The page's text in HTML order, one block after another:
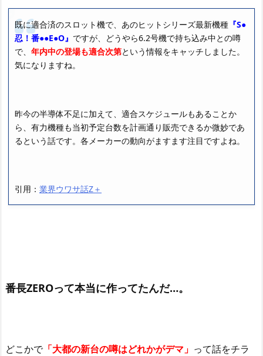
既に適合済のスロット機で、あのヒットシリーズ最新機種 『S●
忍！番●●E●O』 ですが、どうやら6.2号機で持ち込み中との噂
で、 年内中の登場も適合次第という情報をキャッチしました。
気になりますね。
昨今の半導体不足に加えて、適合スケジュールもあることか
ら、有力機種も当初予定台数を計画通り販売できるか微妙であ
るという話です。各メーカーの動向がますます注目ですよね。
引用： 業界ウワサ話Z＋
番長ZEROって本当に作ってたんだ…。
どこかで「大都の新台の噂はどれかがデマ」 って話をチラ